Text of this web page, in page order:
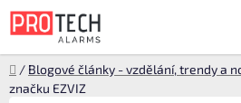
Přejít
na
Domů
/ Blogové články - vzdělání, trendy a
značku EZVIZ